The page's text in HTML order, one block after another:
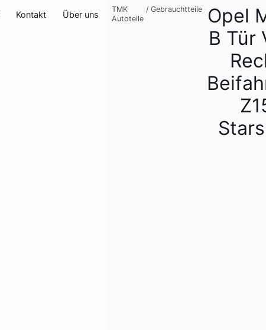
Kontakt Über uns
TMK
Autoteile
/ Gebrauchtteile
Opel
B Tür